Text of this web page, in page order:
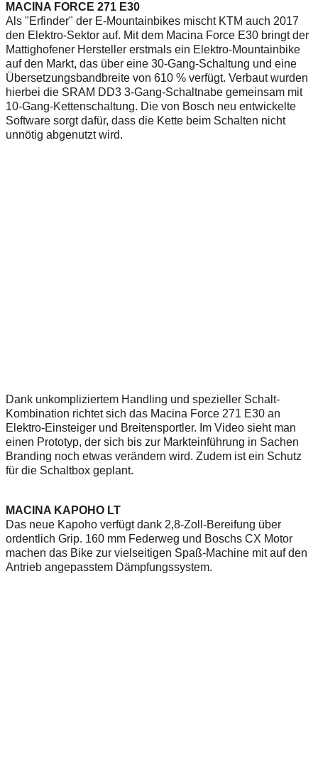
MACINA FORCE 271 E30
Als "Erfinder" der E-Mountainbikes mischt KTM auch 2017
den Elektro-Sektor auf. Mit dem Macina Force E30 bringt der
Mattighofener Hersteller erstmals ein Elektro-Mountainbike
auf den Markt, das über eine 30-Gang-Schaltung und eine
Übersetzungsbandbreite von 610 % verfügt. Verbaut wurden
hierbei die SRAM DD3 3-Gang-Schaltnabe gemeinsam mit
10-Gang-Kettenschaltung. Die von Bosch neu entwickelte
Software sorgt dafür, dass die Kette beim Schalten nicht
unnötig abgenutzt wird.
Dank unkompliziertem Handling und spezieller Schalt-
Kombination richtet sich das Macina Force 271 E30 an
Elektro-Einsteiger und Breitensportler. Im Video sieht man
einen Prototyp, der sich bis zur Markteinführung in Sachen
Branding noch etwas verändern wird. Zudem ist ein Schutz
für die Schaltbox geplant.
MACINA KAPOHO LT
Das neue Kapoho verfügt dank 2,8-Zoll-Bereifung über
ordentlich Grip. 160 mm Federweg und Boschs CX Motor
machen das Bike zur vielseitigen Spaß-Machine mit auf den
Antrieb angepasstem Dämpfungssystem.